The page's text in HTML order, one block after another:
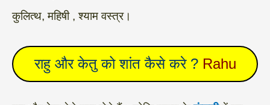
कुलित्थ, महिषी , श्याम वस्त्र।
राहु और केतु को शांत कैसे करे ? Rahu